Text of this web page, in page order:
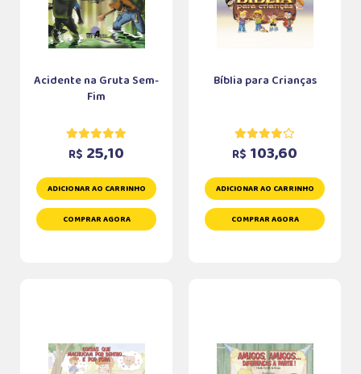
Acidente na Gruta Sem-
Fim
R$ 25,10
ADICIONAR AO CARRINHO
COMPRAR AGORA
Bíblia para Crianças
R$ 103,60
ADICIONAR AO CARRINHO
COMPRAR AGORA